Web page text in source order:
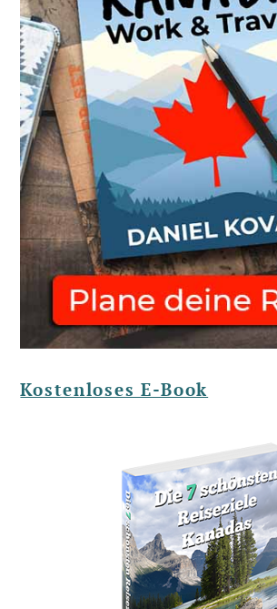
Kostenloses E-Book